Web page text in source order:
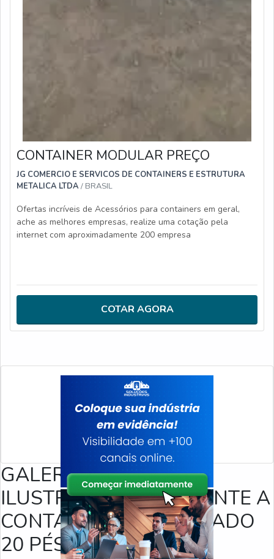
CONTAINER MODULAR PREÇO
JG COMERCIO E SERVICOS DE CONTAINERS E ESTRUTURA
METALICA LTDA / BRASIL
Ofertas incríveis de Acessórios para containers em geral,
ache as melhores empresas, realize uma cotação pela
internet com aproximadamente 200 empresa
COTAR AGORA
GALERIA DE IMAGENS
ILUSTRATIVAS REFERENTE A
CONTAINER REFRIGERADO
20 PÉS PREÇO